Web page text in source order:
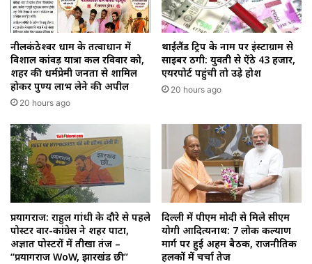
नीलकंठेश्वर धाम के तत्वाधान में
विशाल कांवड़ यात्रा कल रविवार को,
शहर की धर्मप्रेमी जनता से शामिल
होकर पुण्य लाभ लेने की अपील
20 hours ago
थाईलैंड ट्रिप के नाम पर इंस्टाग्राम से
साइबर ठगी: युवती से ऐंठे ₹43 हजार,
एयरपोर्ट पहुंची तो उड़े होश
20 hours ago
प्रयागराज: राहुल गांधी के दौरे से पहले
पोस्टर वार-कांग्रेस ने शहर पाटा,
अज्ञात पोस्टरों में तीखा तंज –
“प्रयागराज WoW, झारखंड छी”
दिल्ली में पीएम मोदी से मिले सीएम
योगी आदित्यनाथ: 7 लोक कल्याण
मार्ग पर हुई अहम बैठक, राजनीतिक
हलकों में चर्चा तेज